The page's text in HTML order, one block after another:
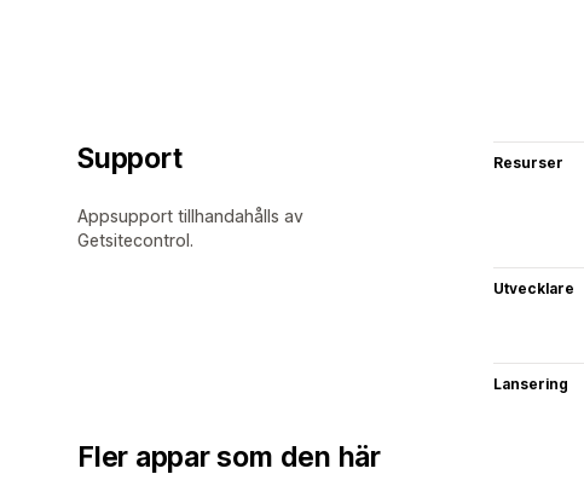
Support
Appsupport tillhandahålls av
Getsitecontrol.
Resurser
Utvecklare
Lansering
Fler appar som den här